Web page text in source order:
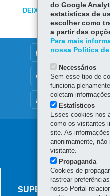
DEIXE SUA OPINIÃO
DENUNCIE CORRUPÇÃO
OUVIDORIA
Navegação
principal
AGÊNCIA
SUPERINTENDÊNCIA-
do Google
estatísticas de
escolher como
a partir das
Para mais
nossa Política
Necessários
Sem esse tipo de
funciona
coletam
Estatísticos
Esses cookies nos
como os visitantes
site. As
anonimamente,
visitante.
Propaganda
Cookies de
rastrear
nosso Portal